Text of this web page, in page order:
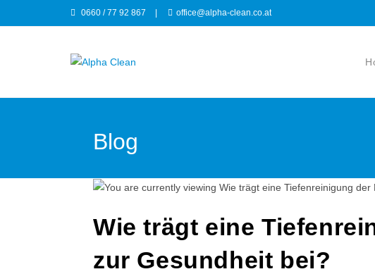
0660 / 77 92 867 office@alpha-clean.co.at
Blog
Wie trägt eine
zur Gesundheit bei?